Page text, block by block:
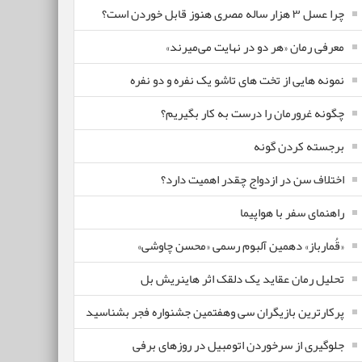
چرا عسل ۳ هزار ساله‌ مصری هنوز قابل خوردن است؟
معرفی رمان «هر دو در نهایت می‌میرند»
نمونه هایی از تخت های تاشو یک نفره و دو نفره
چگونه غرورمان را درست به کار بگیریم؟
برجسته کردن گونه
اختلاف سن در ازدواج چقدر اهمیت دارد؟
راهنمای سفر با هواپیما
«قُمارباز» دهمین آلبوم رسمی «محسن چاوشی»
تحلیل رمان عقاید یک دلقک اثر هاینریش بل
پرکارترین بازیگران سی وهفتمین جشنواره فجر بشناسید
جلوگیری از سرخوردن اتومبیل در روزهای برفی